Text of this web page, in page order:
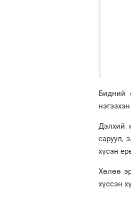
Бидний
Дэлхий
саруул,
хүсэн
Хөлөө
хүссэн